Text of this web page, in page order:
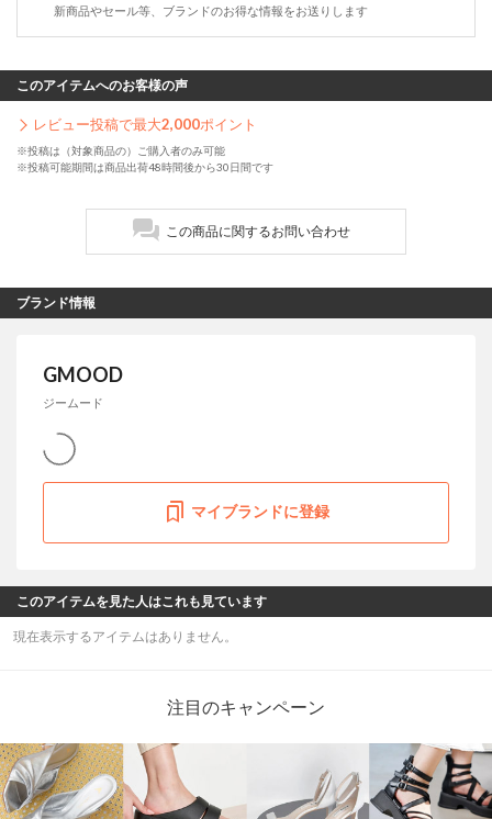
新商品やセール等、ブランドのお得な情報をお送りします
このアイテムへのお客様の声
レビュー投稿で最大2,000ポイント
※投稿は（対象商品の）ご購入者のみ可能
※投稿可能期間は商品出荷48時間後から30日間です
この商品に関するお問い合わせ
ブランド情報
GMOOD
ジームード
マイブランドに登録
このアイテムを見た人はこれも見ています
現在表示するアイテムはありません。
注目のキャンペーン